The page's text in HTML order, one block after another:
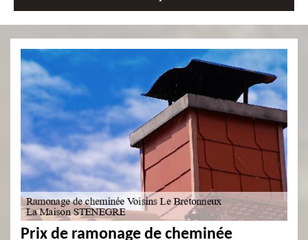
Prix de ramonage de cheminée